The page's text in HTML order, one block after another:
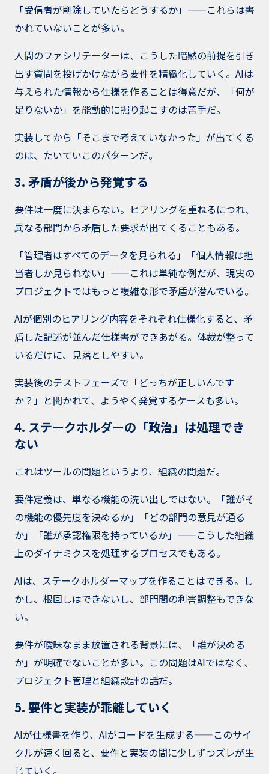
「受信者が削除していたらどうするか」——これらは書
かれていないことが多い。
人間のファシリテーターは、こうした暗黙の前提を引き
出す質問を投げかけながら要件を精緻化していく。AIは
与えられた情報から仕様を作ることは得意だが、「何が
足りないか」を能動的に掘り起こすのは苦手だ。
実装してから「そこまで考えていなかった」が出てくる
のは、たいていこのパターンだ。
3. 矛盾が後から発覚する
要件は一度に決まらない。ヒアリングを重ねるにつれ、
異なる部門から矛盾した要求が出てくることもある。
「管理者はすべてのデータを見られる」「個人情報は担
当者しか見られない」——これは単純な例だが、現実の
プロジェクトではもっと複雑な形で矛盾が潜んでいる。
AIが個別のヒアリング内容をそれぞれ仕様化すると、矛
盾した記述が並んだ仕様書ができあがる。体裁が整って
いるだけに、見落としやすい。
実装後のテストフェーズで「どっちが正しいんです
か？」と聞かれて、ようやく発覚するケースも多い。
4. ステークホルダーの「政治」は処理でき
ない
これはツールの問題というより、組織の問題だ。
要件定義は、単なる機能の洗い出しではない。「誰がそ
の機能の優先度を決めるか」「どの部門の意見が通る
か」「誰が承認権限を持っているか」——こうした組織
上のダイナミクスを処理するプロセスでもある。
AIは、ステークホルダーマップを作ることはできる。し
かし、根回しはできないし、部門間の利害調整もできな
い。
要件が曖昧なまま放置される背景には、「誰が決める
か」が明確でないことが多い。この問題はAIではなく、
プロジェクト管理と組織設計の話だ。
5. 要件と実装が乖離していく
AIが仕様書を作り、AIがコードを生成する——このサイ
クルが速く回ると、要件と実装の間に少しずつズレが生
じていく。